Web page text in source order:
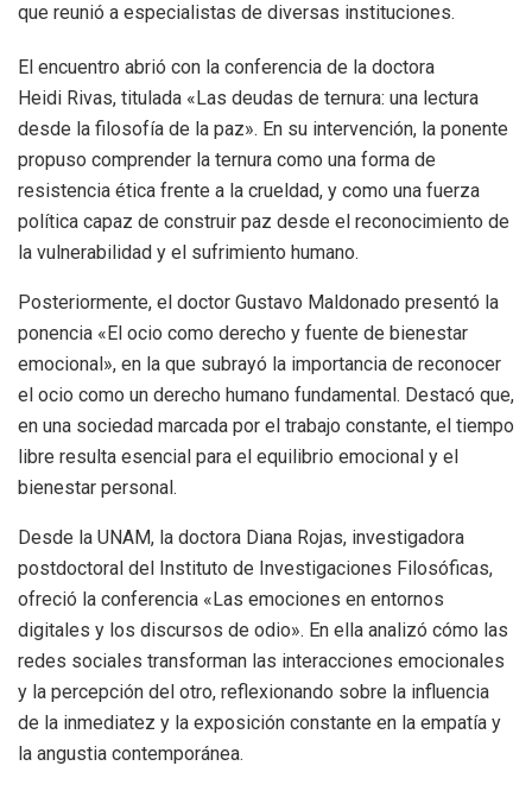
que reunió a especialistas de diversas instituciones.
El encuentro abrió con la conferencia de la doctora
Heidi Rivas, titulada «Las deudas de ternura: una lectura
desde la filosofía de la paz». En su intervención, la ponente
propuso comprender la ternura como una forma de
resistencia ética frente a la crueldad, y como una fuerza
política capaz de construir paz desde el reconocimiento de
la vulnerabilidad y el sufrimiento humano.
Posteriormente, el doctor Gustavo Maldonado presentó la
ponencia «El ocio como derecho y fuente de bienestar
emocional», en la que subrayó la importancia de reconocer
el ocio como un derecho humano fundamental. Destacó que,
en una sociedad marcada por el trabajo constante, el tiempo
libre resulta esencial para el equilibrio emocional y el
bienestar personal.
Desde la UNAM, la doctora Diana Rojas, investigadora
postdoctoral del Instituto de Investigaciones Filosóficas,
ofreció la conferencia «Las emociones en entornos
digitales y los discursos de odio». En ella analizó cómo las
redes sociales transforman las interacciones emocionales
y la percepción del otro, reflexionando sobre la influencia
de la inmediatez y la exposición constante en la empatía y
la angustia contemporánea.